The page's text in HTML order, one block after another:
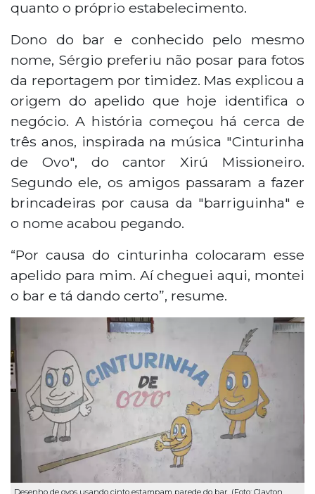
quanto o próprio estabelecimento.
Dono do bar e conhecido pelo mesmo
nome, Sérgio preferiu não posar para fotos
da reportagem por timidez. Mas explicou a
origem do apelido que hoje identifica o
negócio. A história começou há cerca de
três anos, inspirada na música "Cinturinha
de Ovo", do cantor Xirú Missioneiro.
Segundo ele, os amigos passaram a fazer
brincadeiras por causa da "barriguinha" e
o nome acabou pegando.
“Por causa do cinturinha colocaram esse
apelido para mim. Aí cheguei aqui, montei
o bar e tá dando certo”, resume.
Desenho de ovos usando cinto estampam parede do bar. (Foto: Clayton